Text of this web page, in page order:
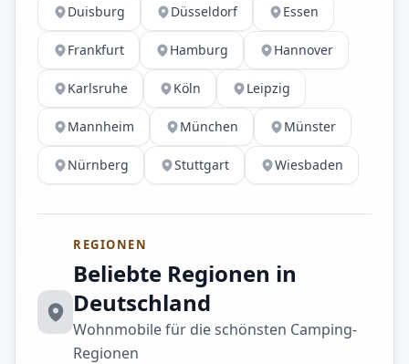
Duisburg Düsseldorf Essen
Frankfurt Hamburg Hannover
Karlsruhe Köln Leipzig
Mannheim München Münster
Nürnberg Stuttgart Wiesbaden
REGIONEN
Beliebte Regionen in
Deutschland
Wohnmobile für die schönsten Camping-
Regionen